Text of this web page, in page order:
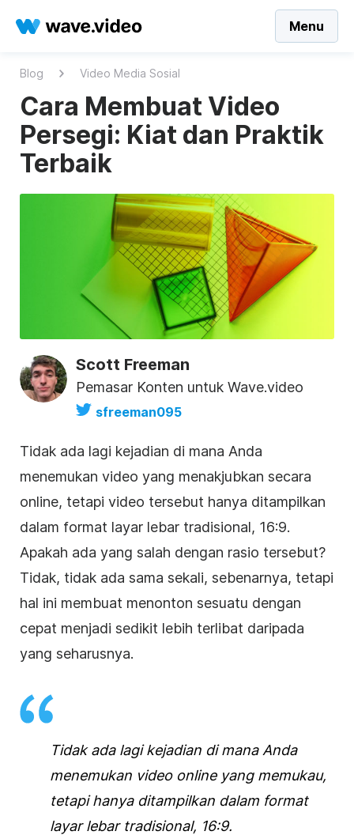
Menu
Blog Video Media Sosial
Cara Membuat Video
Persegi: Kiat dan Praktik
Terbaik
Scott Freeman
Pemasar Konten untuk Wave.video
sfreeman095
Tidak ada lagi kejadian di mana Anda
menemukan video yang menakjubkan secara
online, tetapi video tersebut hanya ditampilkan
dalam format layar lebar tradisional, 16:9.
Apakah ada yang salah dengan rasio tersebut?
Tidak, tidak ada sama sekali, sebenarnya, tetapi
hal ini membuat menonton sesuatu dengan
cepat menjadi sedikit lebih terlibat daripada
yang seharusnya.
Tidak ada lagi kejadian di mana Anda
menemukan videoonline yang memukau,
tetapi hanya ditampilkan dalam format
layar lebar tradisional, 16:9.